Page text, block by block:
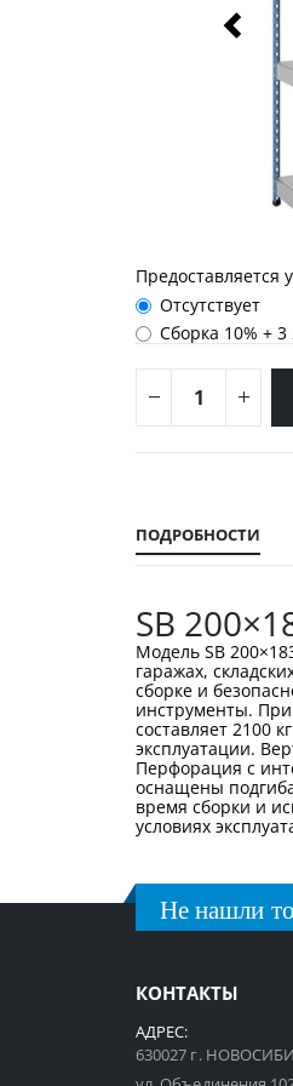
Предоставляется
Отсутствует
Сборка 10%+3
началу
галереи
изображений
ПОДРОБНОСТИ
SB
Модель SB
гаражах,
сборке и
инструменты. При
составляет 2100
эксплуатации.
Перфорация с
оснащены
время сборки и
условиях
Не нашли
КОНТАКТЫ
АДРЕС:
630027 г.